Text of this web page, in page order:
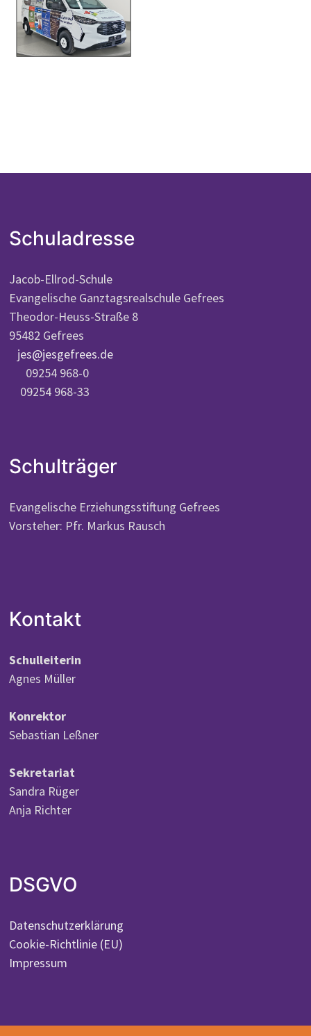
Schuladresse
Jacob-Ellrod-Schule
Evangelische Ganztagsrealschule Gefrees
Theodor-Heuss-Straße 8
95482 Gefrees
jes@jesgefrees.de
09254 968-0
09254 968-33
Schulträger
Evangelische Erziehungsstiftung Gefrees
Vorsteher: Pfr. Markus Rausch
Kontakt
Schulleiterin
Agnes Müller
Konrektor
Sebastian Leßner
Sekretariat
Sandra Rüger
Anja Richter
DSGVO
Datenschutzerklärung
Cookie-Richtlinie (EU)
Impressum